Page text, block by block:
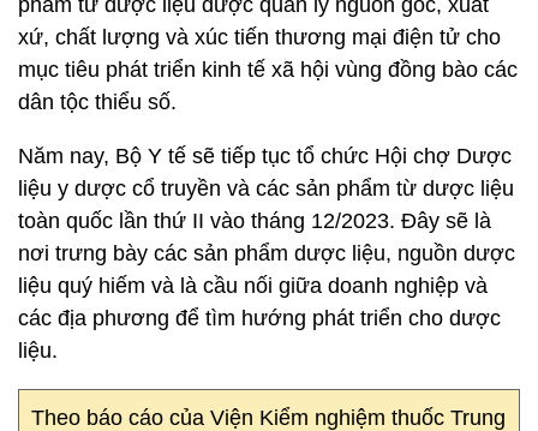
xứ, chất lượng và xúc tiến thương mại điện tử cho
mục tiêu phát triển kinh tế xã hội vùng đồng bào các
dân tộc thiểu số.
Năm nay, Bộ Y tế sẽ tiếp tục tổ chức Hội chợ Dược
liệu y dược cổ truyền và các sản phẩm từ dược liệu
toàn quốc lần thứ II vào tháng 12/2023. Đây sẽ là
nơi trưng bày các sản phẩm dược liệu, nguồn dược
liệu quý hiếm và là cầu nối giữa doanh nghiệp và
các địa phương để tìm hướng phát triển cho dược
liệu.
Theo báo cáo của Viện Kiểm nghiệm thuốc Trung